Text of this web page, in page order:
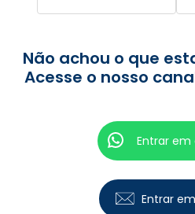
Não achou o que
Acesse o nosso
Entrar
Entrar